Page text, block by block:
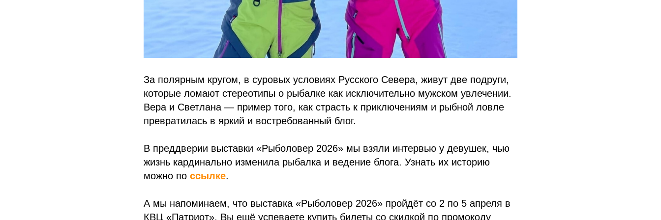
За полярным кругом, в суровых условиях Русского Севера, живут две подруги,
которые ломают стереотипы о рыбалке как исключительно мужском увлечении.
Вера и Светлана — пример того, как страсть к приключениям и рыбной ловле
превратилась в яркий и востребованный блог.
В преддверии выставки «Рыболовер 2026» мы взяли интервью у девушек, чью
жизнь кардинально изменила рыбалка и ведение блога. Узнать их историю
можно по ссылке.
А мы напоминаем, что выставка «Рыболовер 2026» пройдёт со 2 по 5 апреля в
КВЦ «Патриот». Вы ещё успеваете купить билеты со скидкой по промокоду